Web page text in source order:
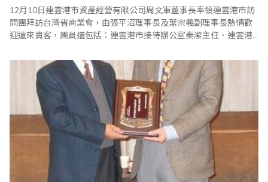
12月10日連雲港市資產經營有限公司周文軍董事長率領連雲港市訪
問團拜訪台灣省商業會，由張平沼理事長及葉宗義副理事長熱情歡
迎遠來貴客，團員還包括：連雲港市接待辦公室秦潔主任、連雲港
亞華副局長、連雲港海通集團有限責任公司倪愛傳總經理、連雲港
市港務總公司李德明總經理等一行6人。張理事長表示，江蘇省發展
快速，日新月異，曾多次造訪，但每次都有不同的感..